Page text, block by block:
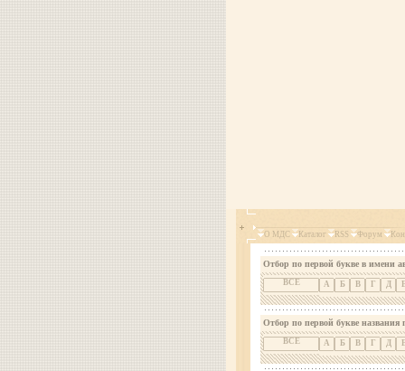
О МДС Каталог RSS Форум
Отбор по первой букве в имени
ВСЕ А Б В Г Д
Отбор по первой букве названия
ВСЕ А Б В Г Д